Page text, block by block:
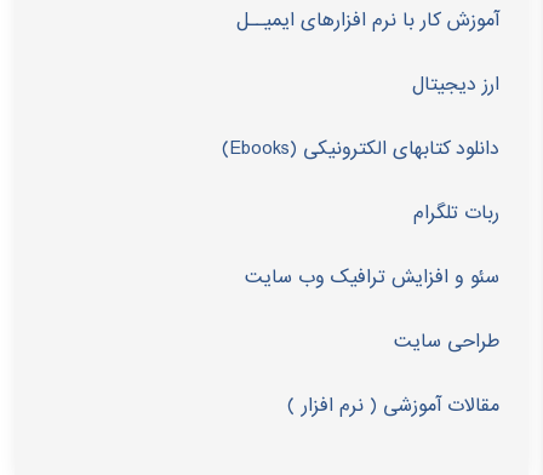
آموزش کار با نرم افزارهای ایمیــل
ارز دیجیتال
دانلود کتابهای الکترونیکی (Ebooks)
ربات تلگرام
سئو و افزایش ترافیک وب سایت
طراحی سایت
مقالات آموزشی ( نرم افزار )